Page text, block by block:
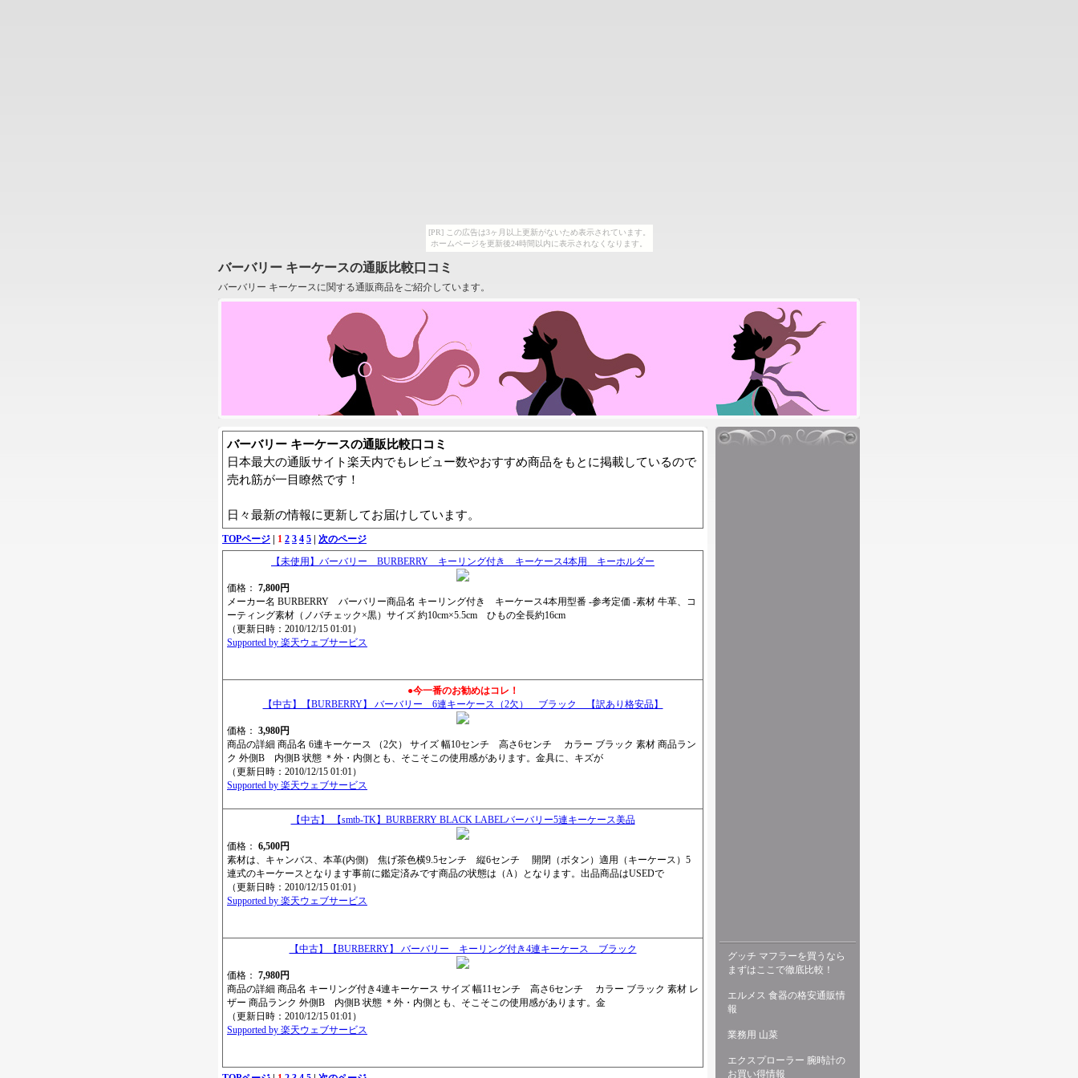
[PR] この広告は3ヶ月以上更新がないため表示されています。
ホームページを更新後24時間以内に表示されなくなります。
バーバリー キーケースの通販比較口コミ
バーバリー キーケースに関する通販商品をご紹介しています。
バーバリー キーケースの通販比較口コミ
日本最大の通販サイト楽天内でもレビュー数やおすすめ商品をもとに掲載しているので
売れ筋が一目瞭然です！
日々最新の情報に更新してお届けしています。
TOPページ 1 2 3 4 5
次のページ
【未使用】バーバリー BURBERRY キーリング付き キーケース4本用 キーホルダー
価格： 7,800円
メーカー名 BURBERRY バーバリー商品名 キーリング付き キーケース4本用型番 -参考定価 -素材 牛革、コ
ーティング素材（ノバチェック×黒）サイズ 約10cm×5.5cm ひもの全長約16cm
（更新日時：2010/12/15 01:01）
Supported by 楽天ウェブサービス
●今一番のお勧めはコレ！
【中古】【BURBERRY】 バーバリー 6連キーケース（2欠） ブラック 【訳あり格安品】
価格： 3,980円
商品の詳細 商品名 6連キーケース （2欠） サイズ 幅10センチ 高さ6センチ カラー ブラック 素材 商品ラン
ク 外側B 内側B 状態 ＊外・内側とも、そこそこの使用感があります。金具に、キズが
（更新日時：2010/12/15 01:01）
Supported by 楽天ウェブサービス
【中古】 【smtb-TK】BURBERRY BLACK LABELバーバリー5連キーケース美品
価格： 6,500円
素材は、キャンバス、本革(内側) 焦げ茶色横9.5センチ 縦6センチ 開閉（ボタン）適用（キーケース）5
連式のキーケースとなります事前に鑑定済みです商品の状態は（A）となります。出品商品はUSEDで
（更新日時：2010/12/15 01:01）
Supported by 楽天ウェブサービス
【中古】【BURBERRY】 バーバリー キーリング付き4連キーケース ブラック
価格： 7,980円
商品の詳細 商品名 キーリング付き4連キーケース サイズ 幅11センチ 高さ6センチ カラー ブラック 素材 レ
ザー 商品ランク 外側B 内側B 状態 ＊外・内側とも、そこそこの使用感があります。金
（更新日時：2010/12/15 01:01）
Supported by 楽天ウェブサービス
グッチ マフラーを買うなら
まずはここで徹底比較！
エルメス 食器の格安通販情
報
業務用 山菜
エクスプローラー 腕時計の
お買い得情報